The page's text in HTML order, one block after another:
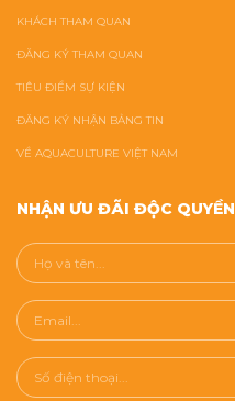
KHÁCH THAM QUAN
ĐĂNG KÝ THAM QUAN
TIÊU ĐIỂM SỰ KIỆN
ĐĂNG KÝ NHẬN BẢNG TIN
VỀ AQUACULTURE VIỆT NAM
NHẬN ƯU ĐÃI ĐỘC